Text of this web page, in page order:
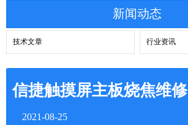
新闻动态
技术文章 行业资讯
信捷触摸屏主板烧焦维修
2021-08-25